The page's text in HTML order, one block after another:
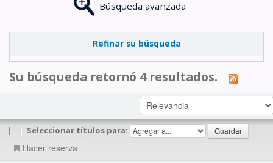
Búsqueda avanzada
Refinar su búsqueda
Su búsqueda retornó 4 resultados.
| | Seleccionar títulos para:
Hacer reserva